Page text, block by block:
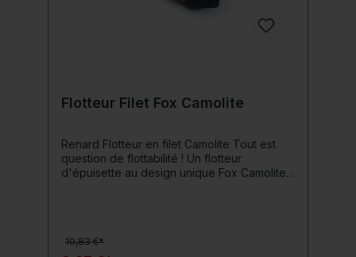
Flotteur Filet Fox Camolite
Renard Flotteur en filet Camolite Tout est
question de flottabilité ! Un flotteur
d'épuisette au design unique Fox Camolite,
l'épuisette de couler et est facile à
10,83 €*